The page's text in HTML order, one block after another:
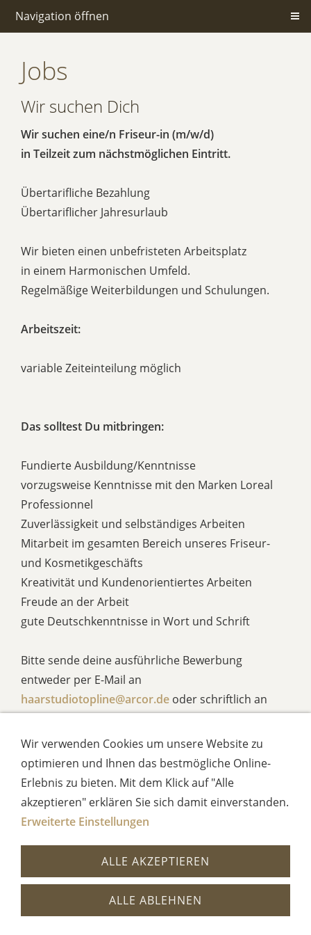
Navigation öffnen
Jobs
Wir suchen Dich
Wir suchen eine/n Friseur-in (m/w/d)
in Teilzeit zum nächstmöglichen Eintritt.
Übertarifliche Bezahlung
Übertariflicher Jahresurlaub
Wir bieten einen unbefristeten Arbeitsplatz
in einem Harmonischen Umfeld.
Regelmäßige Weiterbildungen und Schulungen.
Arbeitszeit:
variable Zeiteinteilung möglich
Das solltest Du mitbringen:
Fundierte Ausbildung/Kenntnisse
vorzugsweise Kenntnisse mit den Marken Loreal
Professionnel
Zuverlässigkeit und selbständiges Arbeiten
Mitarbeit im gesamten Bereich unseres Friseur-
und Kosmetikgeschäfts
Kreativität und Kundenorientiertes Arbeiten
Freude an der Arbeit
gute Deutschkenntnisse in Wort und Schrift
Bitte sende deine ausführliche Bewerbung
entweder per E-Mail an
haarstudiotopline@arcor.de oder schriftlich an
Haarstudio Topline
Carmen Schultheiß
Stetsambach 2a
96486 Lautertal
Impressum Kontakt
Wir verwenden Cookies um unsere Website zu
optimieren und Ihnen das bestmögliche Online-
Erlebnis zu bieten. Mit dem Klick auf "Alle
akzeptieren" erklären Sie sich damit einverstanden.
Erweiterte Einstellungen
ALLE AKZEPTIEREN
ALLE ABLEHNEN